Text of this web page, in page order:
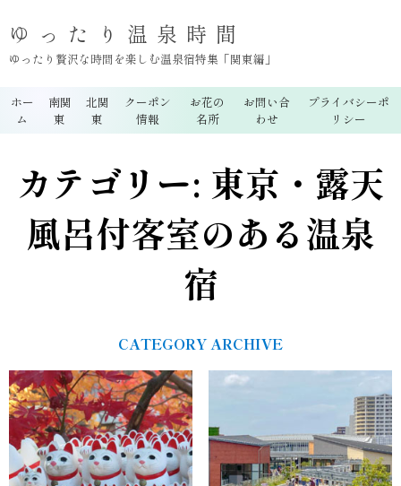
ゆったり温泉時間
ゆったり贅沢な時間を楽しむ温泉宿特集「関東編」
ホー
ム
南関
東
北関
東
クーポン
情報
お花の
名所
お問い合
わせ
プライバシーポ
リシー
カテゴリー: 東京・露天
風呂付客室のある温泉
宿
CATEGORY ARCHIVE